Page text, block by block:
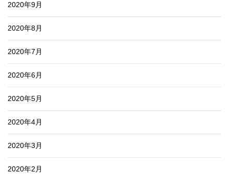
2020年9月
2020年8月
2020年7月
2020年6月
2020年5月
2020年4月
2020年3月
2020年2月